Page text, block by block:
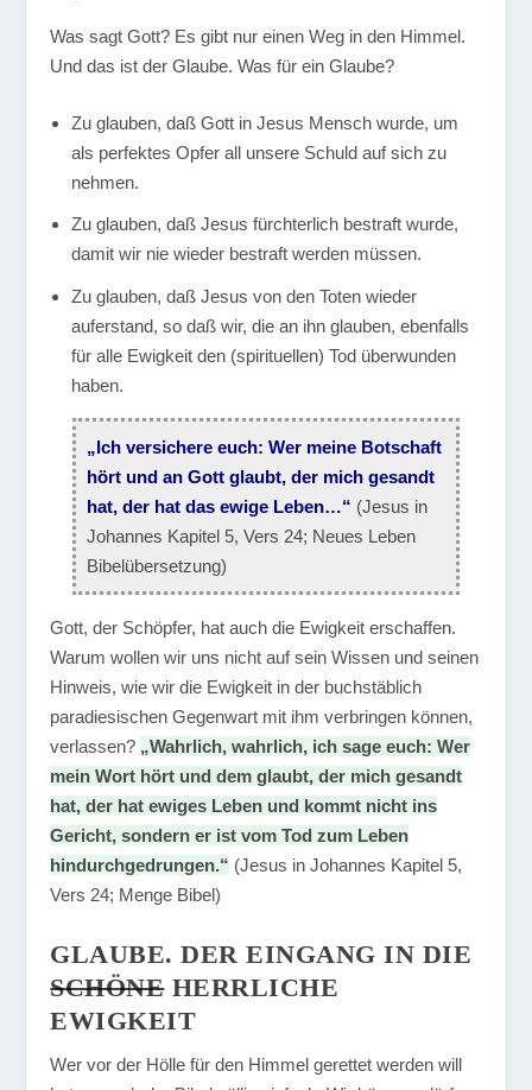
Was sagt Gott? Es gibt nur einen Weg in den Himmel.
Und das ist der Glaube. Was für ein Glaube?
Zu glauben, daß Gott in Jesus Mensch wurde, um
als perfektes Opfer all unsere Schuld auf sich zu
nehmen.
Zu glauben, daß Jesus fürchterlich bestraft wurde,
damit wir nie wieder bestraft werden müssen.
Zu glauben, daß Jesus von den Toten wieder
auferstand, so daß wir, die an ihn glauben, ebenfalls
für alle Ewigkeit den (spirituellen) Tod überwunden
haben.
„Ich versichere euch: Wer meine Botschaft
hört und an Gott glaubt, der mich gesandt
hat, der hat das ewige Leben…“ (Jesus in
Johannes Kapitel 5, Vers 24; Neues Leben
Bibelübersetzung)
Gott, der Schöpfer, hat auch die Ewigkeit erschaffen.
Warum wollen wir uns nicht auf sein Wissen und seinen
Hinweis, wie wir die Ewigkeit in der buchstäblich
paradiesischen Gegenwart mit ihm verbringen können,
verlassen? „Wahrlich, wahrlich, ich sage euch: Wer
mein Wort hört und dem glaubt, der mich gesandt
hat, der hat ewiges Leben und kommt nicht ins
Gericht, sondern er ist vom Tod zum Leben
hindurchgedrungen.“ (Jesus in Johannes Kapitel 5,
Vers 24; Menge Bibel)
GLAUBE. DER EINGANG IN DIE
SCHÖNEHERRLICHE
EWIGKEIT
Wer vor der Hölle für den Himmel gerettet werden will